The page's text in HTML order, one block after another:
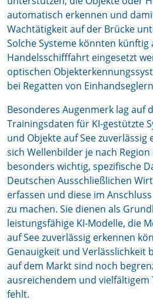
automatisch erkennen und
Wachtätigkeit auf der Brücke
Solche Systeme könnten künftig
Handelsschifffahrt eingesetzt
optischen
bei Regatten von
Besonderes Augenmerk lag auf
Trainingsdaten für KI-gestützte
und Objekte auf See zuverlässig
sich Wellenbilder je nach
besonders wichtig, spezifische
Deutschen Ausschließlichen
erfassen und diese im
zu machen. Sie dienen als
leistungsfähige KI-Modelle, die
auf See zuverlässig erkennen
Genauigkeit und Verlässlichkeit
auf dem Markt sind noch
ausreichendem und
fehlt.